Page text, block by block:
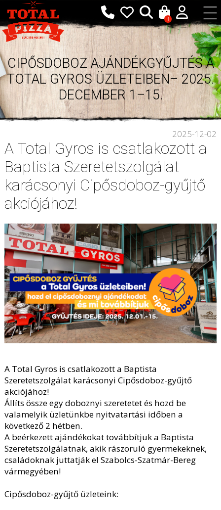
1
CIPŐSDOBOZ AJÁNDÉKGYŰJTÉS A
TOTAL GYROS ÜZLETEIBEN– 2025.
DECEMBER 1–15.
2025-12-02
A Total Gyros is csatlakozott a
Baptista Szeretetszolgálat
karácsonyi Cipősdoboz-gyűjtő
akciójához!
A Total Gyros is csatlakozott a Baptista
Szeretetszolgálat karácsonyi Cipősdoboz-gyűjtő
akciójához!
Állíts össze egy doboznyi szeretetet és hozd be
valamelyik üzletünkbe nyitvatartási időben a
következő 2 hétben.
A beérkezett ajándékokat továbbítjuk a Baptista
Szeretetszolgálatnak, akik rászoruló gyermekeknek,
családoknak juttatják el Szabolcs-Szatmár-Bereg
vármegyében!
Cipősdoboz-gyűjtő üzleteink: